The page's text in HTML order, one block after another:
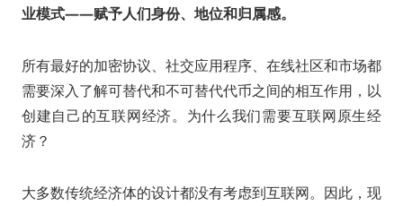
业模式——赋予人们身份、地位和归属感。
所有最好的加密协议、社交应用程序、在线社区和市场都
需要深入了解可替代和不可替代代币之间的相互作用，以
创建自己的互联网经济。为什么我们需要互联网原生经
济？
大多数传统经济体的设计都没有考虑到互联网。因此，现